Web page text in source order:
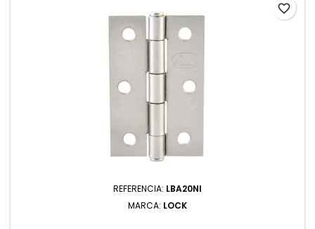
REFERENCIA: LBA20NI
MARCA: LOCK
favorite_border